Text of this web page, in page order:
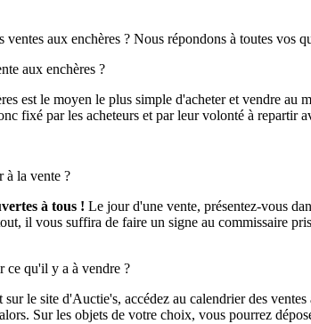
ventes aux enchères ? Nous répondons à toutes vos
aux enchères ?
est le moyen le plus simple d'acheter et vendre
fixé par les acheteurs et par leur volonté à repartir
à la vente ?
à tous ! Le jour d'une vente, présentez-vous
il vous suffira de faire un signe au commissaire
ce qu'il y a à vendre ?
sur le site d'Auctie's, accédez au calendrier des
Sur les objets de votre choix, vous pourrez